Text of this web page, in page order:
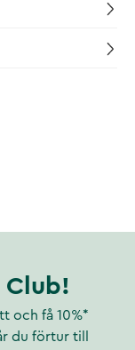
Club!
och få 10%*
du förtur till